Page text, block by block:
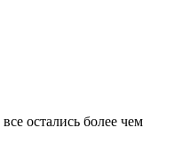
остались более чем